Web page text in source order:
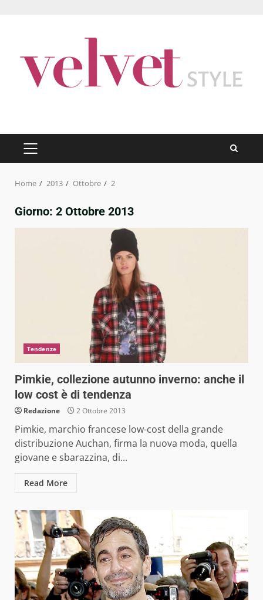
PRIMARY
MENU
Home 2013 Ottobre 2
Giorno: 2 Ottobre 2013
Tendenze
Pimkie, collezione autunno inverno: anche il
low cost è di tendenza
Redazione 2 Ottobre 2013
Pimkie, marchio francese low-cost della grande
distribuzione Auchan, firma la nuova moda, quella
giovane e sbarazzina, di...
Read More